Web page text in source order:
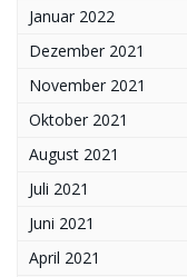
Januar 2022
Dezember 2021
November 2021
Oktober 2021
August 2021
Juli 2021
Juni 2021
April 2021